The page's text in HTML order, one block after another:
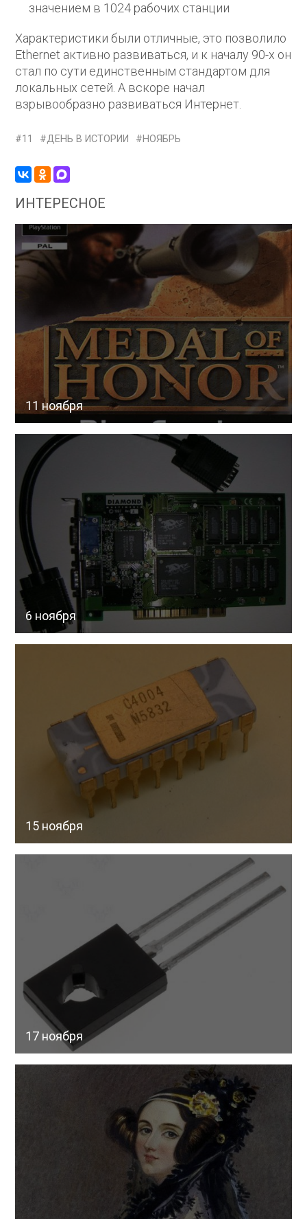
значением в 1024 рабочих станции
Характеристики были отличные, это позволило
Ethernet активно развиваться, и к началу 90-х он
стал по сути единственным стандартом для
локальных сетей. А вскоре начал
взрывообразно развиваться Интернет.
11 ДЕНЬ В ИСТОРИИ НОЯБРЬ
ИНТЕРЕСНОЕ
11 ноября
6 ноября
15 ноября
17 ноября